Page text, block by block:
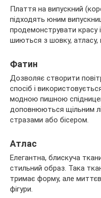
Плаття на випускний
підходять юним
продемонструвати красу
шиються з шовку, атласу,
Фатин
Дозволяє створити
спосіб і
модною пишною
доповнюються щільним
стразами або бісером.
Атлас
Елегантна, блискуча
стильний образ. Така
тримає форму, але
фігури.